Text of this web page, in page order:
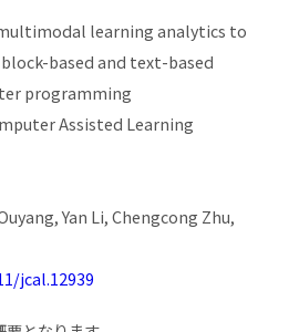
multimodal learning analytics to
based and text-based
programming
Assisted Learning
Yan Li, Chengcong Zhu,
jcal.12939